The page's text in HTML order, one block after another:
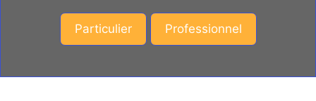
Particulier Professionnel